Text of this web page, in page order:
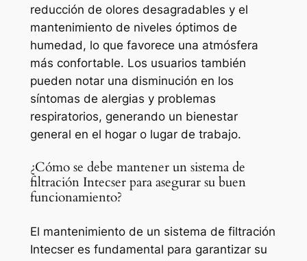
reducción de olores desagradables y el
mantenimiento de niveles óptimos de
humedad, lo que favorece una atmósfera
más confortable. Los usuarios también
pueden notar una disminución en los
síntomas de alergias y problemas
respiratorios, generando un bienestar
general en el hogar o lugar de trabajo.
¿Cómo se debe mantener un sistema de
filtración Intecser para asegurar su buen
funcionamiento?
El mantenimiento de un sistema de filtración
Intecser es fundamental para garantizar su